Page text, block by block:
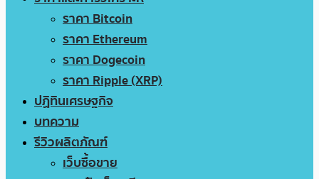
ราคา Bitcoin
ราคา Ethereum
ราคา Dogecoin
ราคา Ripple (XRP)
ปฏิทินเศรษฐกิจ
บทความ
รีวิวผลิตภัณฑ์
เว็บซื้อขาย